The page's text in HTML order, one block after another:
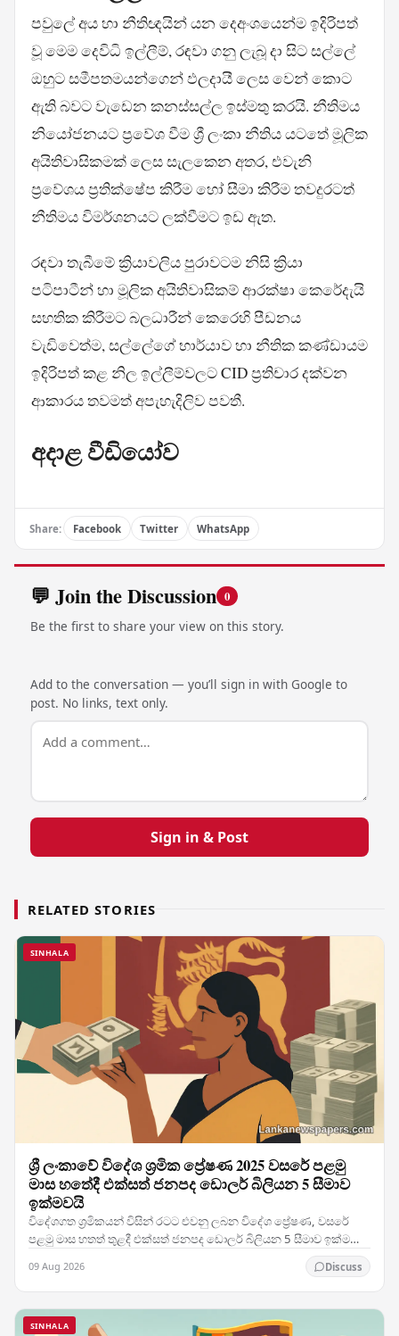
පවුලේ අය හා නීතිඥයින් යන දෙඅංශයෙන්ම ඉදිරිපත්
වූ මෙම දෙවිධි ඉල්ලීම්, රඳවා ගනු ලැබූ දා සිට සල්ලේ
ඔහුට සමීපතමයන්ගෙන් ඵලදායී ලෙස වෙන් කොට
ඇති බවට වැඩෙන කනස්සල්ල ඉස්මතු කරයි. නීතිමය
නියෝජනයට ප්‍රවේශ වීම ශ්‍රී ලංකා නීතිය යටතේ මූලික
අයිතිවාසිකමක් ලෙස සැලකෙන අතර, එවැනි
ප්‍රවේශය ප්‍රතික්ෂේප කිරීම හෝ සීමා කිරීම තවදුරටත්
නීතිමය විමර්ශනයට ලක්වීමට ඉඩ ඇත.
රඳවා තැබීමේ ක්‍රියාවලිය පුරාවටම නිසි ක්‍රියා
පටිපාටීන් හා මූලික අයිතිවාසිකම් ආරක්ෂා කෙරේදැයි
සහතික කිරීමට බලධාරීන් කෙරෙහි පීඩනය
වැඩිවෙත්ම, සල්ලේගේ භාර්යාව හා නීතික කණ්ඩායම
ඉදිරිපත් කළ නිල ඉල්ලීම්වලට CID ප්‍රතිචාර දක්වන
ආකාරය තවමත් අපැහැදිලිව පවතී.
අදාළ වීඩියෝව
Share: Facebook Twitter WhatsApp
💬 Join the Discussion 0
Be the first to share your view on this story.
Add to the conversation — you’ll sign in with Google to
post. No links, text only.
Sign in & Post
RELATED STORIES
SINHALA
ශ්‍රී ලංකාවේ විදේශ ශ්‍රමික ප්‍රේෂණ 2025 වසරේ පළමු
මාස හතේදී එක්සත් ජනපද ඩොලර් බිලියන 5 සීමාව
ඉක්මවයි
විදේශගත ශ්‍රමිකයන් විසින් රටට එවනු ලබන විදේශ ප්‍රේෂණ, වසරේ
පළමු මාස හතත් තුළදී එක්සත් ජනපද ඩොලර් බිලියන 5 සීමාව ඉක්මවා
09 Aug 2026 Discuss
SINHALA